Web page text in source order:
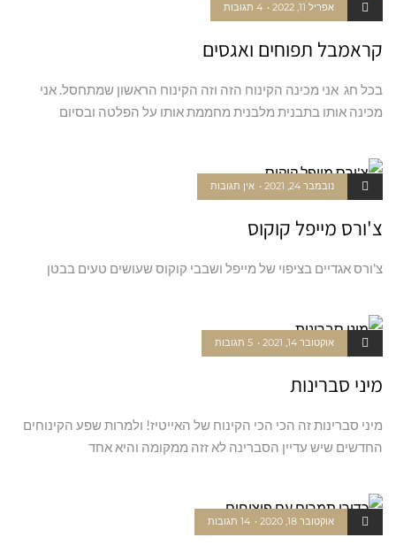
אפריל 11, 2022 4 תגובות
קראמבל תפוחים ואגסים
בכל חג אני מכינה הקינוח הזה וזה הקינוח הראשון שמתחסל. אני
מכינה אותו בתבנית מלבנית מחממת אותו על הפלטה ובסיום
נובמבר 24, 2021 אין תגובות
צ'ורס מייפל קוקוס
צ'ורס אגדיים בציפוי של מייפל ושבבי קוקוס שעושים טעים בבטן
אוקטובר 14, 2021 5 תגובות
מיני סברינות
מיני סברינות זה הכי הכי הקינוח של האייטיז! ולמרות שפע הקינוחים
החדשים שיש עדיין הסברינה לא זזה ממקומה והיא אחד
אוקטובר 18, 2020 14 תגובות